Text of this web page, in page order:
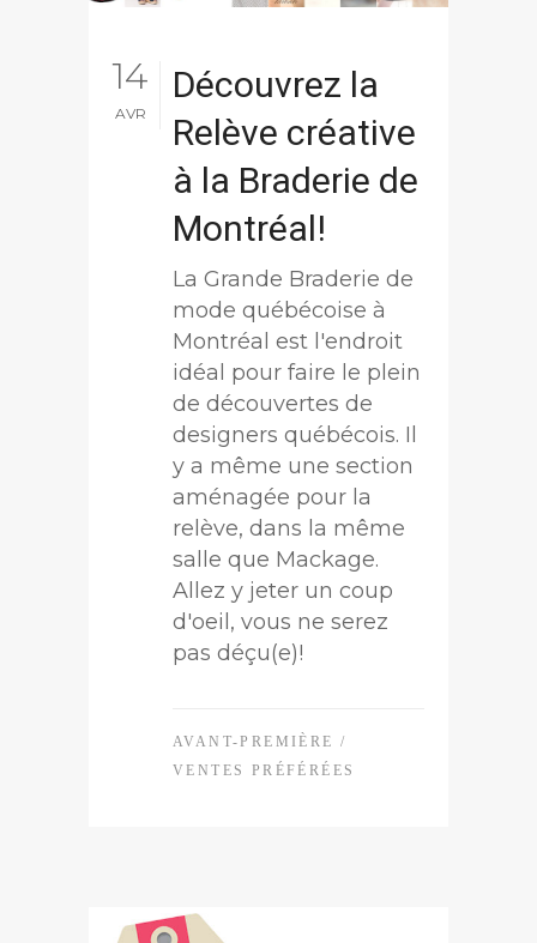
14
AVR
Découvrez la
Relève créative
à la Braderie de
Montréal!
La Grande Braderie de
mode québécoise à
Montréal est l'endroit
idéal pour faire le plein
de découvertes de
designers québécois. Il
y a même une section
aménagée pour la
relève, dans la même
salle que Mackage.
Allez y jeter un coup
d'oeil, vous ne serez
pas déçu(e)!
AVANT-PREMIÈRE /
VENTES PRÉFÉRÉES